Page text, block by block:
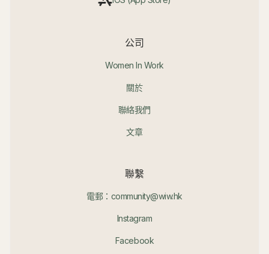
公司
Women In Work
關於
聯絡我們
文章
聯繫
電郵：community@wiw.hk
Instagram
Facebook